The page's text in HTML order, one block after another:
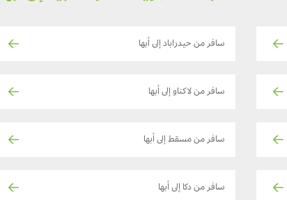
سافر من حيدراباد إلى أبها
سافر من لاكناو إلى أبها
سافر من مسقط إلى أبها
سافر من دكا إلى أبها